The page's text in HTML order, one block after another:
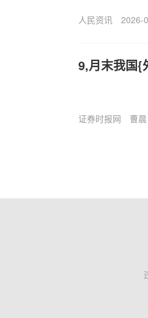
人民资讯 2026-
9,月末我国{
证券时报网 曹晨